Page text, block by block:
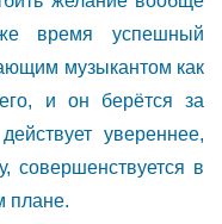
время успешный
музыкантом как
и он берётся за
увереннее,
совершенствуется в
плане.